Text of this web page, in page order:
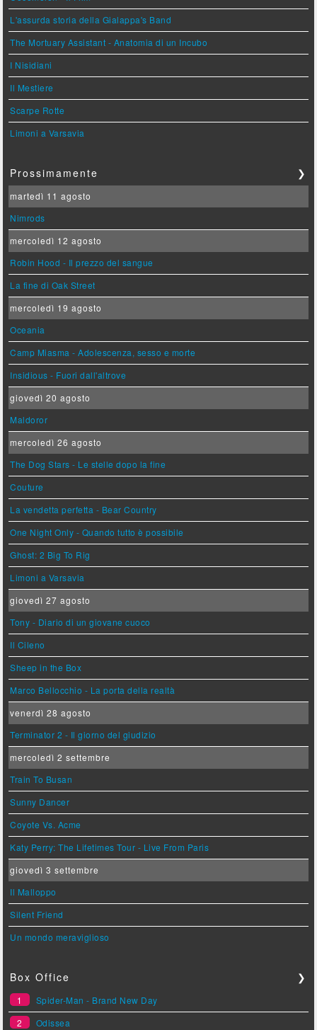
L'assurda storia della Gialappa's Band
The Mortuary Assistant - Anatomia di un Incubo
I Nisidiani
Il Mestiere
Scarpe Rotte
Limoni a Varsavia
Prossimamente ❯
martedì 11 agosto
Nimrods
mercoledì 12 agosto
Robin Hood - Il prezzo del sangue
La fine di Oak Street
mercoledì 19 agosto
Oceania
Camp Miasma - Adolescenza, sesso e morte
Insidious - Fuori dall'altrove
giovedì 20 agosto
Maldoror
mercoledì 26 agosto
The Dog Stars - Le stelle dopo la fine
Couture
La vendetta perfetta - Bear Country
One Night Only - Quando tutto è possibile
Ghost: 2 Big To Rig
Limoni a Varsavia
giovedì 27 agosto
Tony - Diario di un giovane cuoco
Il Cileno
Sheep in the Box
Marco Bellocchio - La porta della realtà
venerdì 28 agosto
Terminator 2 - Il giorno del giudizio
mercoledì 2 settembre
Train To Busan
Sunny Dancer
Coyote Vs. Acme
Katy Perry: The Lifetimes Tour - Live From Paris
giovedì 3 settembre
Il Malloppo
Silent Friend
Un mondo meraviglioso
Box Office ❯
1
Spider-Man - Brand New Day
2
Odissea